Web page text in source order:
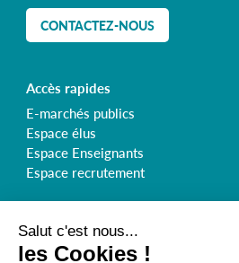
CONTACTEZ-NOUS
Accès rapides
E-marchés publics
Espace élus
Espace Enseignants
Espace recrutement
Retrouvez le Syndicat de l'Orge sur :